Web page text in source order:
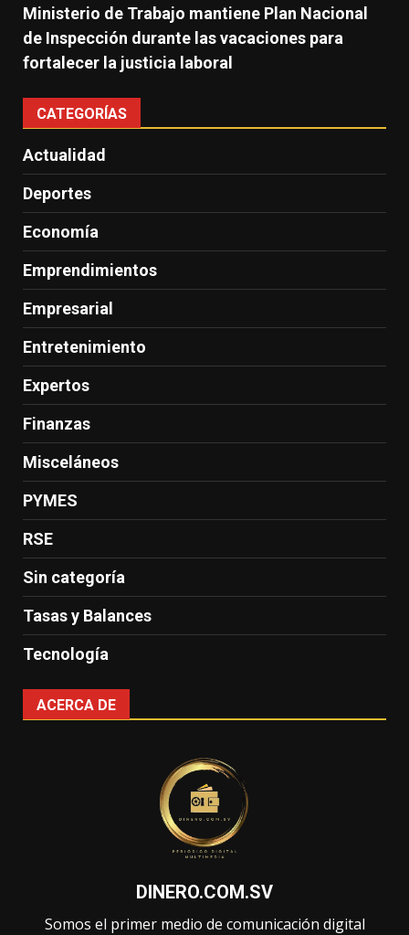
Ministerio de Trabajo mantiene Plan Nacional
de Inspección durante las vacaciones para
fortalecer la justicia laboral
CATEGORÍAS
Actualidad
Deportes
Economía
Emprendimientos
Empresarial
Entretenimiento
Expertos
Finanzas
Misceláneos
PYMES
RSE
Sin categoría
Tasas y Balances
Tecnología
ACERCA DE
DINERO.COM.SV
Somos el primer medio de comunicación digital